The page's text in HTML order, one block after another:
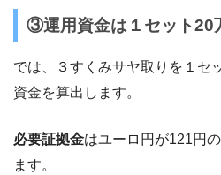
③運用資金は１セット20
では、３すくみサヤ取りを１セ
資金を算出します。
必要証拠金はユーロ円が121円の
ます。